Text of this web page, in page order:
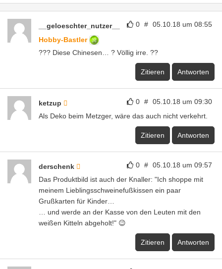
0 # 05.10.18 um 08:55
__geloeschter_nutzer__
Hobby-Bastler
??? Diese Chinesen… ? Völlig irre. ??
Zitieren Antworten
0 # 05.10.18 um 09:30
ketzup
Als Deko beim Metzger, wäre das auch nicht verkehrt.
Zitieren Antworten
0 # 05.10.18 um 09:57
derschenk
Das Produktbild ist auch der Knaller: "Ich shoppe mit
meinem Lieblingsschweinefußkissen ein paar
Grußkarten für Kinder…
… und werde an der Kasse von den Leuten mit den
weißen Kitteln abgeholt!" 😉
Zitieren Antworten